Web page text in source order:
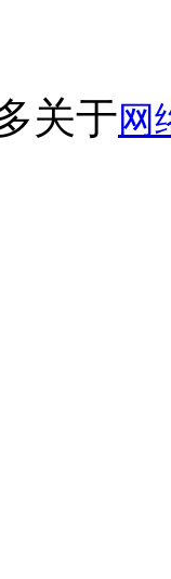
关于网